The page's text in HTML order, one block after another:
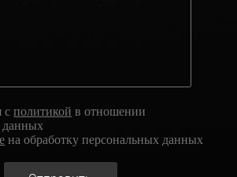
сполитикой в отношении
данных
на обработку персональных данных